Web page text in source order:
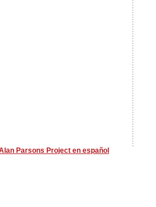
Parsons Project en español